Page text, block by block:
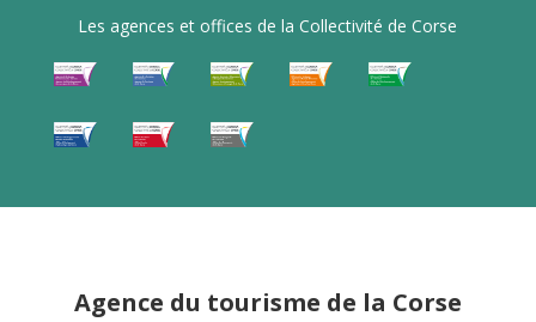
Les agences et offices de la Collectivité de Corse
Agence du tourisme de la Corse